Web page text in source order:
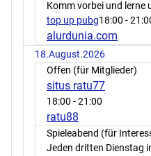
Komm vorbei und lerne
top up pubg18:00 -
alurdunia.com
18.August.2026
Offen (für Mitglieder)
situs ratu77
18:00 - 21:00
ratu88
Spieleabend (für
Jeden dritten Dienstag